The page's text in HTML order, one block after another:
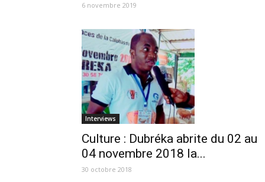
6 novembre 2019
Interviews
Culture : Dubréka abrite du 02 au
04 novembre 2018 la...
30 octobre 2018